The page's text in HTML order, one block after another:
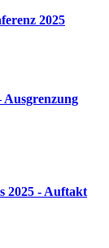
2025
Ausgrenzung
2025 - Auftakt